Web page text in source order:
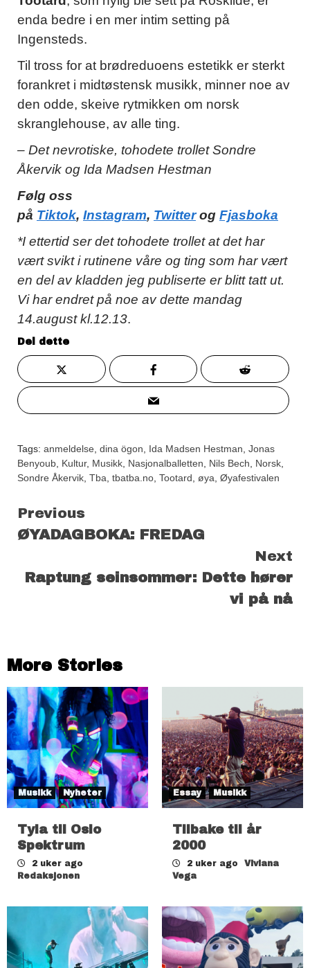
enda bedre i en mer intim setting på
Ingensteds.
Til tross for at brødreduoens estetikk er sterkt
forankret i midtøstensk musikk, minner noe av
den odde, skeive rytmikken om norsk
skranglehouse, av alle ting.
– Det nevrotiske, tohodete trollet Sondre
Åkervik og Ida Madsen Hestman
Følg oss
på Tiktok, Instagram, Twitterog Fjasboka
*I ettertid ser det tohodete trollet at det har
vært svikt i rutinene våre og ting som har vært
en del av kladden jeg publiserte er blitt tatt ut.
Vi har endret på noe av dette mandag
14.august kl.12.13.
Del dette
Tags: anmeldelse dina ögon Ida Madsen Hestman Jonas
Benyoub Kultur, Musikk Nasjonalballetten Nils Bech Norsk
Sondre Åkervik Tba tbatba.no Tootard øya Øyafestivalen
Continue
Reading
Previous
ØYADAGBOKA: FREDAG
Next
Raptung seinsommer: Dette hører
vi på nå
More Stories
Musikk Nyheter
Tyla til Oslo
Spektrum
2 uker ago
Redaksjonen
Essay Musikk
Tilbake til år
2000
2 uker ago
Viviana
Vega